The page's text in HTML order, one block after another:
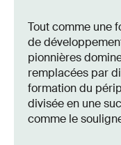
Tout comme une
de
pionnières
remplacées par
formation du
divisée en une
comme le